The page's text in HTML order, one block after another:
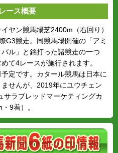
ース概要
ヤン競馬場芝2400m（右回り）
G3競走。同競馬場開催の「アミ
ル」と銘打った諸競走の一つ
て4レースが施行されます。
定です。カタール競馬は日本に
せんが、2019年にユウチェン
サラブレッドマーケティングカ
9着）。